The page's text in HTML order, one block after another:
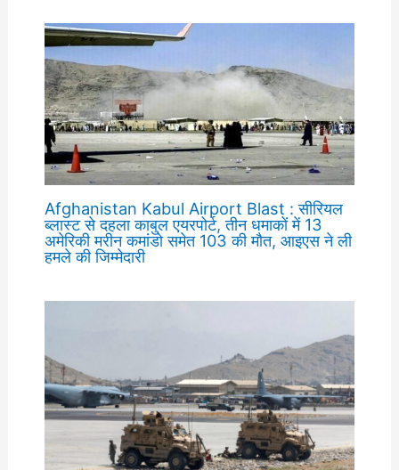
Afghanistan Kabul Airport Blast : सीरियल
ब्लास्ट से दहला काबुल एयरपोर्ट, तीन धमाकों में 13
अमेरिकी मरीन कमांडो समेत 103 की मौत, आइएस ने ली
हमले की जिम्मेदारी